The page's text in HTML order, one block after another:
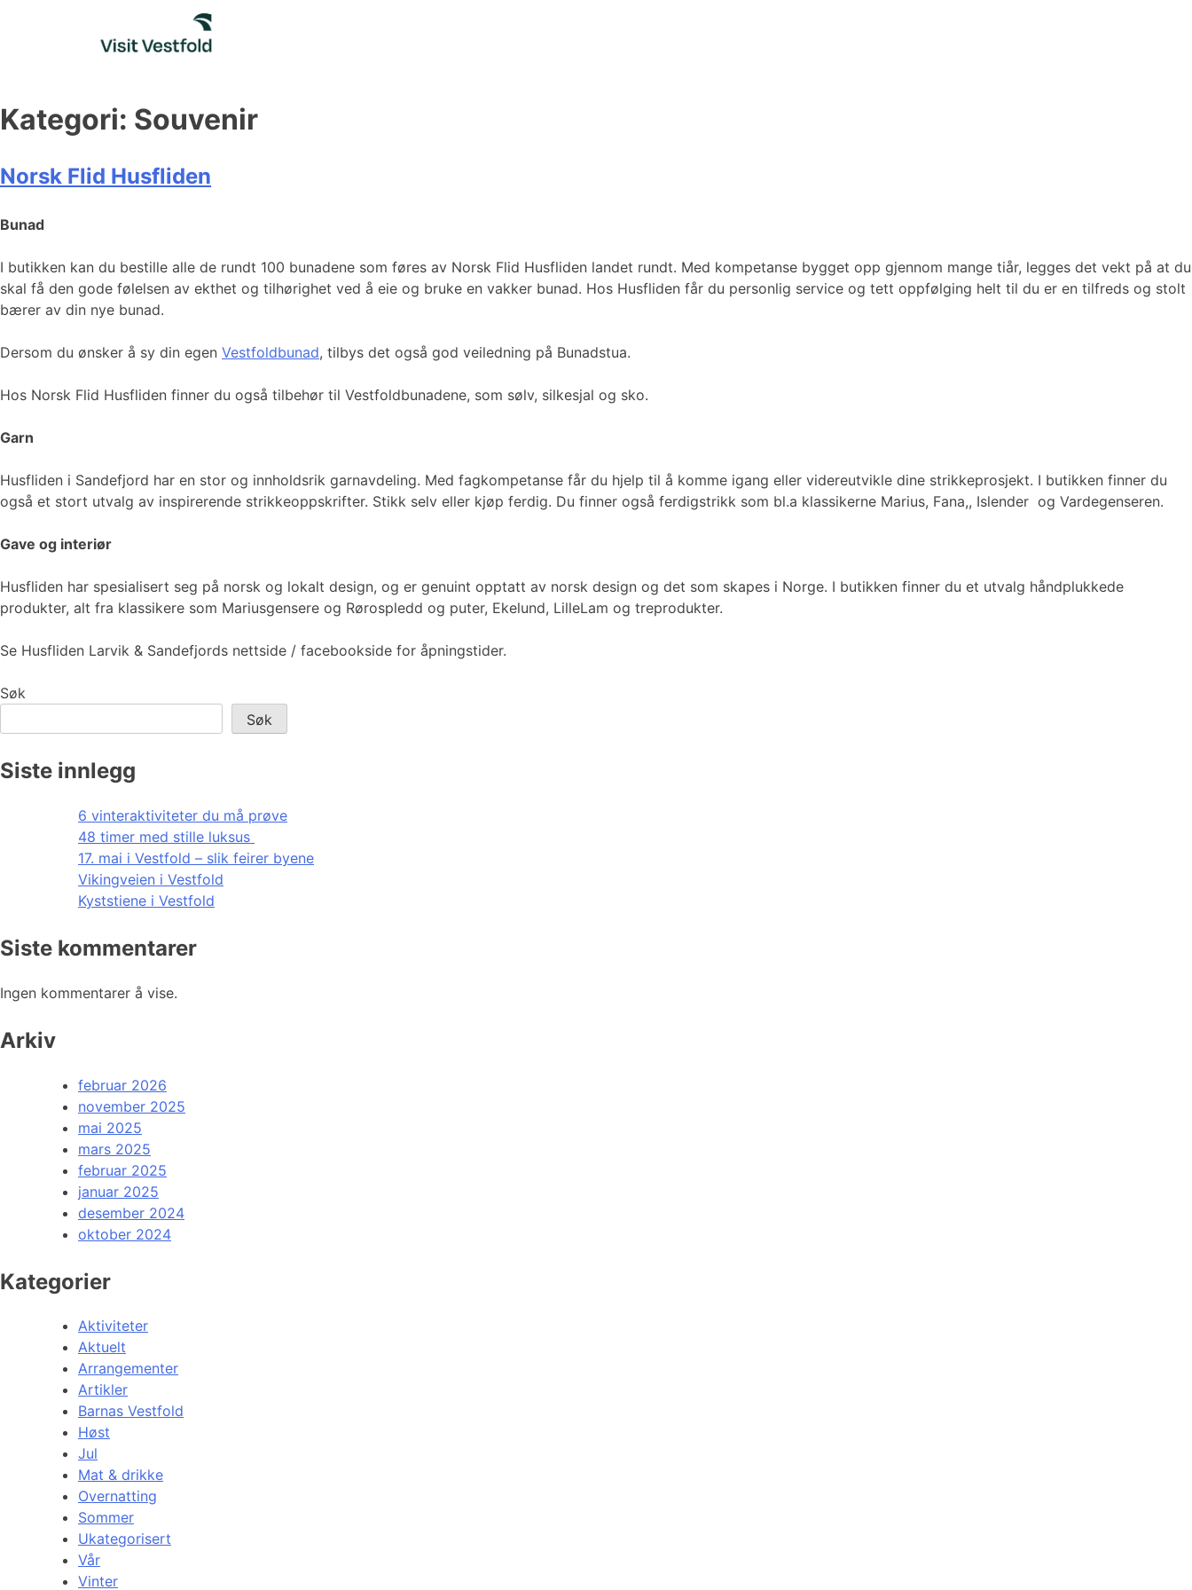
Kategori: Souvenir
Norsk Flid Husfliden
Bunad
I butikken kan du bestille alle de rundt 100 bunadene som føres av Norsk Flid Husfliden landet rundt. Med kompetanse bygget opp gjennom mange tiår, legges det vekt på at du
skal få den gode følelsen av ekthet og tilhørighet ved å eie og bruke en vakker bunad. Hos Husfliden får du personlig service og tett oppfølging helt til du er en tilfreds og stolt
bærer av din nye bunad.
Dersom du ønsker å sy din egen Vestfoldbunad, tilbys det også god veiledning på Bunadstua.
Hos Norsk Flid Husfliden finner du også tilbehør til Vestfoldbunadene, som sølv, silkesjal og sko.
Garn
Husfliden i Sandefjord har en stor og innholdsrik garnavdeling. Med fagkompetanse får du hjelp til å komme igang eller videreutvikle dine strikkeprosjekt. I butikken finner du
også et stort utvalg av inspirerende strikkeoppskrifter. Stikk selv eller kjøp ferdig. Du finner også ferdigstrikk som bl.a klassikerne Marius, Fana,, Islender og Vardegenseren.
Gave og interiør
Husfliden har spesialisert seg på norsk og lokalt design, og er genuint opptatt av norsk design og det som skapes i Norge. I butikken finner du et utvalg håndplukkede
produkter, alt fra klassikere som Mariusgensere og Rørospledd og puter, Ekelund, LilleLam og treprodukter.
Se Husfliden Larvik & Sandefjords nettside / facebookside for åpningstider.
Søk
Søk
Siste innlegg
6 vinteraktiviteter du må prøve
48 timer med stille luksus
17. mai i Vestfold – slik feirer byene
Vikingveien i Vestfold
Kyststiene i Vestfold
Siste kommentarer
Ingen kommentarer å vise.
Arkiv
februar 2026
november 2025
mai 2025
mars 2025
februar 2025
januar 2025
desember 2024
oktober 2024
Kategorier
Aktiviteter
Aktuelt
Arrangementer
Artikler
Barnas Vestfold
Høst
Jul
Mat & drikke
Overnatting
Sommer
Ukategorisert
Vår
Vinter